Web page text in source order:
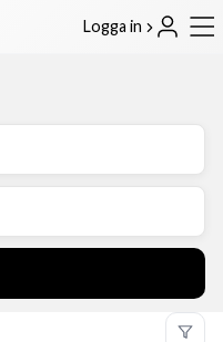
Logga in